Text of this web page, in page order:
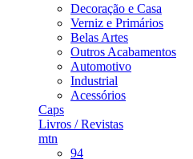
Decoração e Casa
Verniz e Primários
Belas Artes
Outros Acabamentos
Automotivo
Industrial
Acessórios
Caps
Livros / Revistas
mtn
94